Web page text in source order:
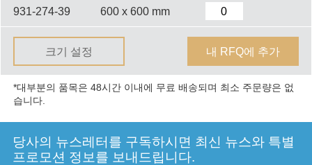
931-274-39 600 x 600 mm
크기 설정 내 RFQ에 추가
*대부분의 품목은 48시간 이내에 무료 배송되며 최소 주문량은 없
습니다.
당사의 뉴스레터를 구독하시면 최신 뉴스와 특별
프로모션 정보를 보내드립니다.